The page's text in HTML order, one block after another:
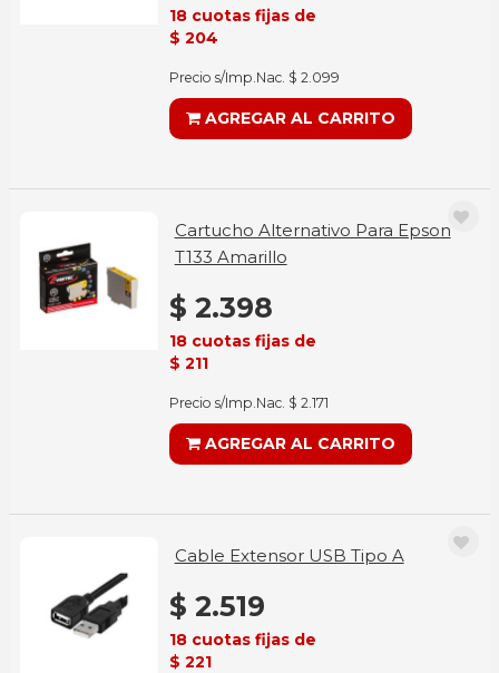
18 cuotas fijas de
$ 204
Precio s/Imp.Nac. $ 2.099
AGREGAR AL CARRITO
Cartucho Alternativo Para Epson
T133 Amarillo
$ 2.398
18 cuotas fijas de
$ 211
Precio s/Imp.Nac. $ 2.171
AGREGAR AL CARRITO
Cable Extensor USB Tipo A
$ 2.519
18 cuotas fijas de
$ 221